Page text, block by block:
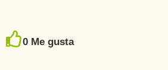
0 Me gusta